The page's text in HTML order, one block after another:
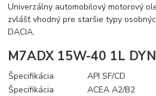
Univerzálny automobilový motorový
zvlášť vhodný pre staršie typy
DACIA.
M7ADX 15W-40 1L
Špecifikácia
API SF/CD
Špecifikácia
ACEA A2/B2